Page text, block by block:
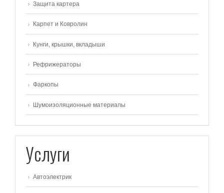
Защита картера
Карпет и Ковролин
Кунги, крышки, вкладыши
Рефрижераторы
Фаркопы
Шумоизоляционные материалы
Услуги
Автоэлектрик